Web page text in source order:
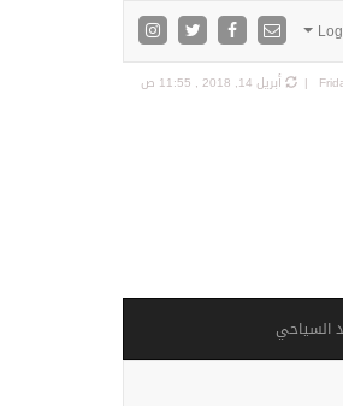
أبريل 14, 2018 , 11:55 ص
السياحي